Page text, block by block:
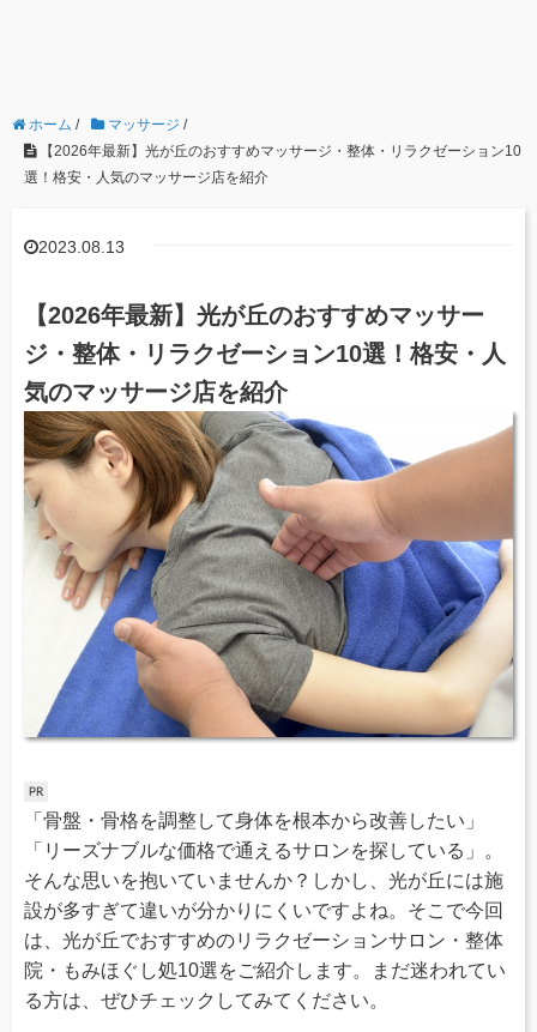
ホーム / マッサージ /
【2026年最新】光が丘のおすすめマッサージ・整体・リラクゼーション10
選！格安・人気のマッサージ店を紹介
2023.08.13
【2026年最新】光が丘のおすすめマッサー
ジ・整体・リラクゼーション10選！格安・人
気のマッサージ店を紹介
「骨盤・骨格を調整して身体を根本から改善したい」
「リーズナブルな価格で通えるサロンを探している」。
そんな思いを抱いていませんか？しかし、光が丘には施
設が多すぎて違いが分かりにくいですよね。そこで今回
は、光が丘でおすすめのリラクゼーションサロン・整体
院・もみほぐし処10選をご紹介します。まだ迷われてい
る方は、ぜひチェックしてみてください。